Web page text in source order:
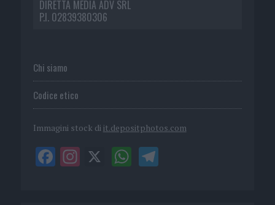
DIRETTA MEDIA ADV SRL
P.I. 02839380306
Chi siamo
Codice etico
Immagini stock di it.depositphotos.com